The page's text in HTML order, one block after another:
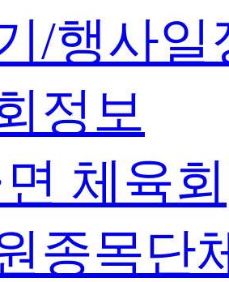
/행사일
정보
면 체육회
종목단